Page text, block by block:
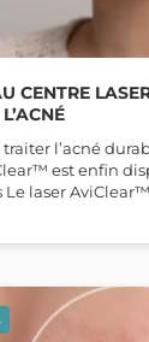
CENTRE
traiter l’acné
est enfin
Le laser AviClear™